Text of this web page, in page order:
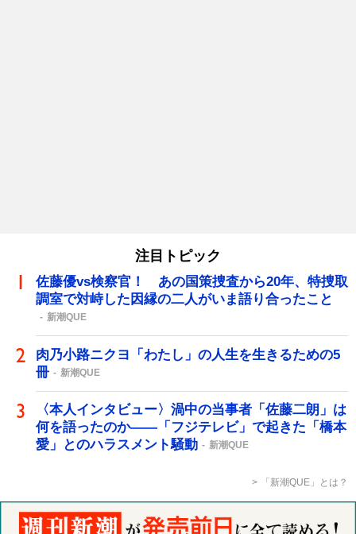
注目トピック
佐藤優vs検察官！ あの国策捜査から20年、特捜取
調室で対峙した因縁の二人がいま語り合ったこと
新潮QUE
肉乃小路ニクヨ「わたし」の人生を生きるための5
冊
新潮QUE
〈本人インタビュー〉渦中の当事者「佐藤二朗」は
何を語ったのか――「フジテレビ」で起きた「橋本
愛」とのハラスメント騒動
新潮QUE
「新潮QUE」とは？